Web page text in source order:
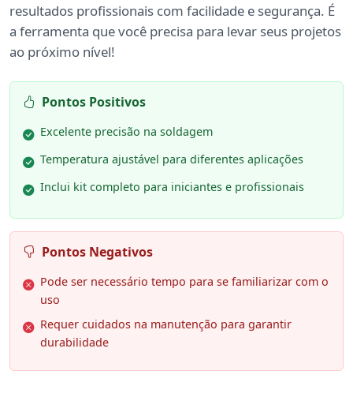
resultados profissionais com facilidade e segurança. É
a ferramenta que você precisa para levar seus projetos
ao próximo nível!
Pontos Positivos
Excelente precisão na soldagem
Temperatura ajustável para diferentes aplicações
Inclui kit completo para iniciantes e profissionais
Pontos Negativos
Pode ser necessário tempo para se familiarizar com o
uso
Requer cuidados na manutenção para garantir
durabilidade